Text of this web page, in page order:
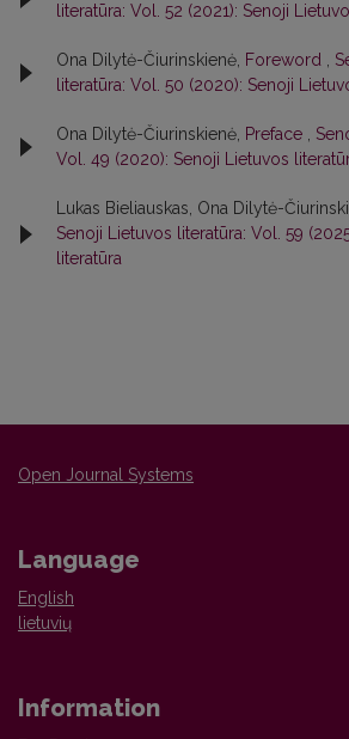
literatūra: Vol. 52 (2021): Senoji
Ona Dilytė-Čiurinskienė, Foreword ,
literatūra: Vol. 50 (2020): Senoji
Ona Dilytė-Čiurinskienė, Preface ,
Vol. 49 (2020): Senoji Lietuvos
Lukas Bieliauskas, Ona Dilytė-
Senoji Lietuvos literatūra: Vol. 59
literatūra
Open Journal Systems
Language
English
lietuvių
Information